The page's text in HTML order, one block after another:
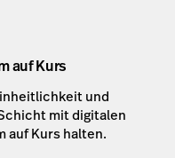
auf Kurs
und
mit digitalen
auf Kurs halten.